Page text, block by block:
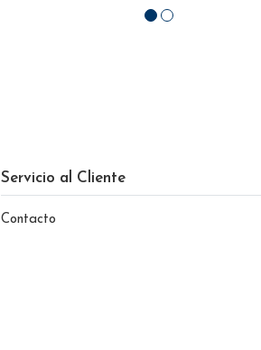
Servicio al Cliente
Contacto